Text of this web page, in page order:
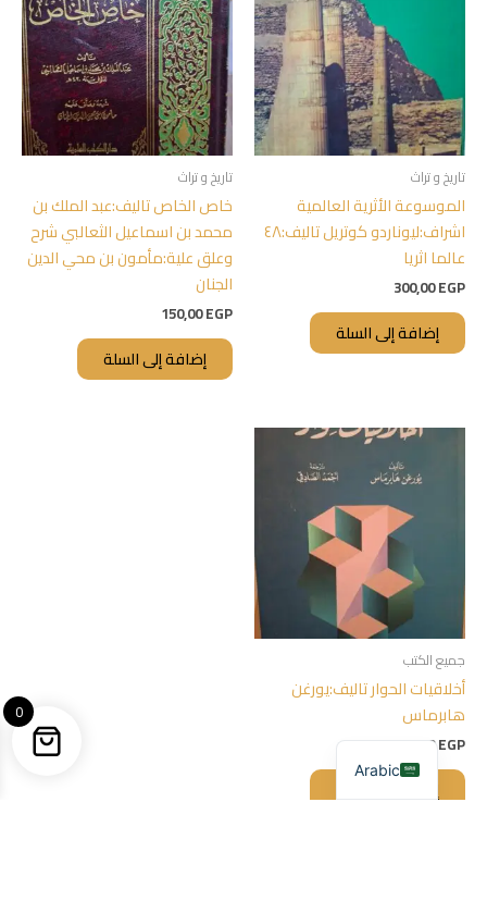
تاريخ و تراث
الموسوعة الأثرية العالمية
اشراف:ليوناردو كوتريل تاليف:٤٨
عالما اثريا
300,00EGP
إضافة إلى السلة
تاريخ و تراث
خاص الخاص تاليف:عبد الملك بن
محمد بن اسماعيل الثعالبي شرح
وعلق علية:مأمون بن محي الدين
الجنان
150,00EGP
إضافة إلى السلة
جميع الكتب
أخلاقيات الحوار تاليف:يورغن
هابرماس
250,00EGP
إضافة إلى السلة
0
Arabic